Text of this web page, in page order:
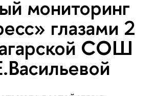
мониторинг
глазами 2
СОШ